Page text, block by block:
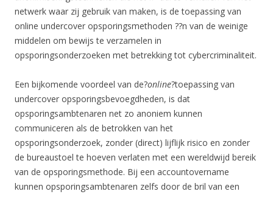
netwerk waar zij gebruik van maken, is de toepassing van
online undercover opsporingsmethoden ??n van de weinige
middelen om bewijs te verzamelen in
opsporingsonderzoeken met betrekking tot cybercriminaliteit.
Een bijkomende voordeel van de?online?toepassing van
undercover opsporingsbevoegdheden, is dat
opsporingsambtenaren net zo anoniem kunnen
communiceren als de betrokken van het
opsporingsonderzoek, zonder (direct) lijflijk risico en zonder
de bureaustoel te hoeven verlaten met een wereldwijd bereik
van de opsporingsmethode. Bij een accountovername
kunnen opsporingsambtenaren zelfs door de bril van een